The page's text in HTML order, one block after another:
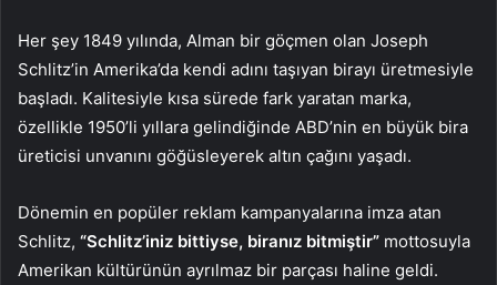
Her şey 1849 yılında, Alman bir göçmen olan Joseph
Schlitz’in Amerika’da kendi adını taşıyan birayı üretmesiyle
başladı. Kalitesiyle kısa sürede fark yaratan marka,
özellikle 1950’li yıllara gelindiğinde ABD’nin en büyük bira
üreticisi unvanını göğüsleyerek altın çağını yaşadı.
Dönemin en popüler reklam kampanyalarına imza atan
Schlitz, “Schlitz’iniz bittiyse, biranız bitmiştir” mottosuyla
Amerikan kültürünün ayrılmaz bir parçası haline geldi.